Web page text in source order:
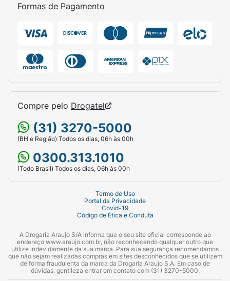
Formas de Pagamento
Compre pelo Drogatel
(31) 3270-5000
(BH e Região) Todos os dias, 06h às 00h
0300.313.1010
(Todo Brasil) Todos os dias, 06h às 00h
Termo de Uso
Portal da Privacidade
Covid-19
Código de Ética e Conduta
A Drogaria Araujo S/A informa que o seu site oficial corresponde ao
endereço www.araujo.com.br, não reconhecendo qualquer outro que
utilize indevidamente da sua marca. Para sua segurança recomendamos
que não sejam realizadas compras em sites desconhecidos que se utilizem
de forma fraudulenta da marca da Drogaria Araujo S.A. Em caso de
dúvidas, gentileza entrar em contato com (31) 3270-5000.